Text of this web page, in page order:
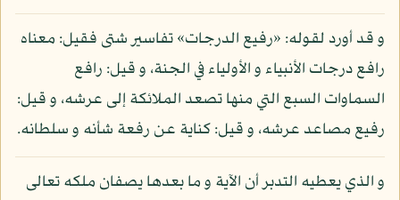
و قد أورد لقوله: «رفيع الدرجات» تفاسير شتى فقيل: معناه
رافع درجات الأنبياء و الأولياء في الجنة، و قيل: رافع
السماوات السبع التي منها تصعد الملائكة إلى عرشه، و قيل:
رفيع مصاعد عرشه، و قيل: كناية عن رفعة شأنه و سلطانه.
و الذي يعطيه التدبر أن الآية و ما بعدها يصفان ملكه تعالى